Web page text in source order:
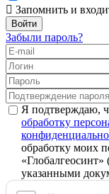
Запомнить и
Забыли пароль?
Я подтверждаю,
обработку
обработку моих
указанными